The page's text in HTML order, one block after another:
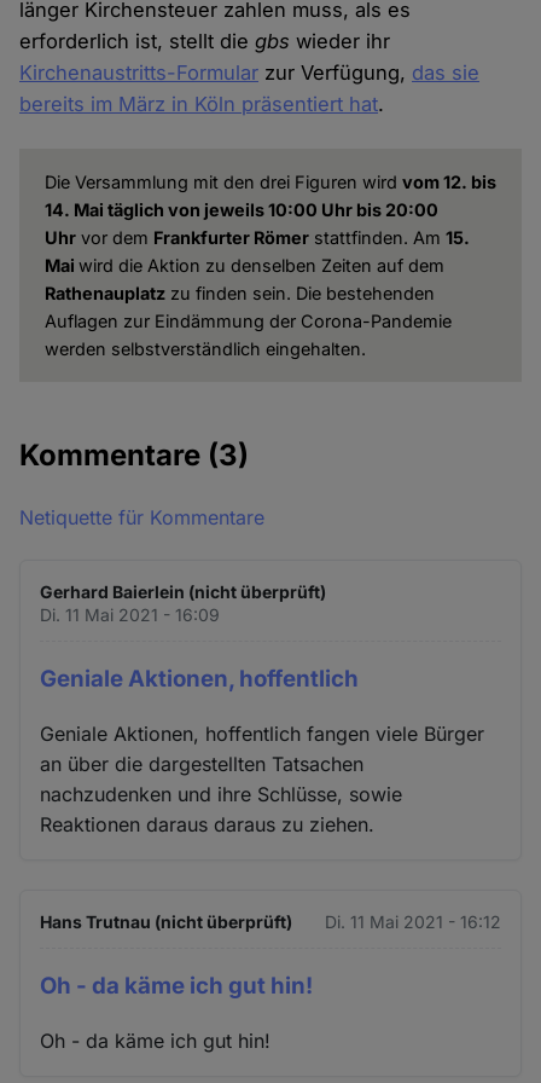
länger Kirchensteuer zahlen muss, als es
erforderlich ist, stellt diegbs wieder ihr
Kirchenaustritts-Formular zur Verfügung, das sie
bereits im März in Köln präsentiert hat.
Die Versammlung mit den drei Figuren wird vom 12. bis
14. Mai täglich von jeweils 10:00 Uhr bis 20:00
Uhrvor dem Frankfurter Römerstattfinden. Am 15.
Mai wird die Aktion zu denselben Zeiten auf dem
Rathenauplatzzu finden sein. Die bestehenden
Auflagen zur Eindämmung der Corona-Pandemie
werden selbstverständlich eingehalten.
Kommentare (3)
Netiquette für Kommentare
Gerhard Baierlein (nicht überprüft)
Di. 11 Mai 2021 - 16:09
Geniale Aktionen, hoffentlich
Geniale Aktionen, hoffentlich fangen viele Bürger
an über die dargestellten Tatsachen
nachzudenken und ihre Schlüsse, sowie
Reaktionen daraus daraus zu ziehen.
Hans Trutnau (nicht überprüft) Di. 11 Mai 2021 - 16:12
Oh - da käme ich gut hin!
Oh - da käme ich gut hin!